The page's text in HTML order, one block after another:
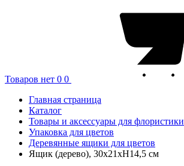
Товаров нет 0 0
Главная страница
Каталог
Товары и аксессуары для флористики
Упаковка для цветов
Деревянные ящики для цветов
Ящик (дерево), 30х21хH14,5 см